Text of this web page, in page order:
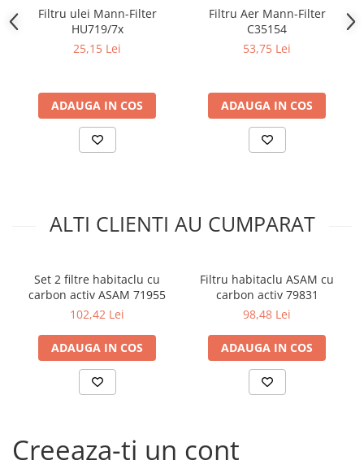
Tamburi frana
Cablu frana de mana
Suport etrier
Bujii incandescente
Distributie
Transmisie
Curea transmisie
Busoane/inele etansare
Directie/stabilizare
Bielete antiruliu
Bielete directie
Amortizor portbagaj/hayon
Filtru ulei Mann-Filter
HU719/7x
25,15 Lei
ADAUGA IN COS
Filtru Aer Mann-Filter
C35154
53,75 Lei
ADAUGA IN COS
ALTI CLIENTI AU CUMPARAT
Set 2 filtre habitaclu cu
carbon activ ASAM 71955
102,42 Lei
ADAUGA IN COS
Filtru habitaclu ASAM cu
carbon activ 79831
98,48 Lei
ADAUGA IN COS
Creeaza-ti un cont